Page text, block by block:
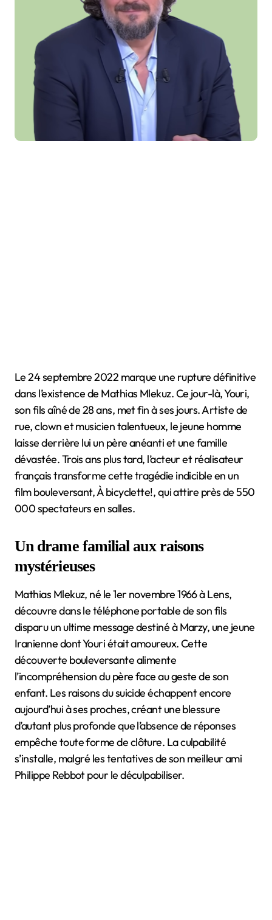
Le 24 septembre 2022 marque une rupture définitive
dans l’existence de Mathias Mlekuz. Ce jour-là, Youri,
son fils aîné de 28 ans, met fin à ses jours. Artiste de
rue, clown et musicien talentueux, le jeune homme
laisse derrière lui un père anéanti et une famille
dévastée. Trois ans plus tard, l’acteur et réalisateur
français transforme cette tragédie indicible en un
film bouleversant, À bicyclette!, qui attire près de 550
000 spectateurs en salles.
Un drame familial aux raisons
mystérieuses
Mathias Mlekuz, né le 1er novembre 1966 à Lens,
découvre dans le téléphone portable de son fils
disparu un ultime message destiné à Marzy, une jeune
Iranienne dont Youri était amoureux. Cette
découverte bouleversante alimente
l’incompréhension du père face au geste de son
enfant. Les raisons du suicide échappent encore
aujourd’hui à ses proches, créant une blessure
d’autant plus profonde que l’absence de réponses
empêche toute forme de clôture. La culpabilité
s’installe, malgré les tentatives de son meilleur ami
Philippe Rebbot pour le déculpabiliser.